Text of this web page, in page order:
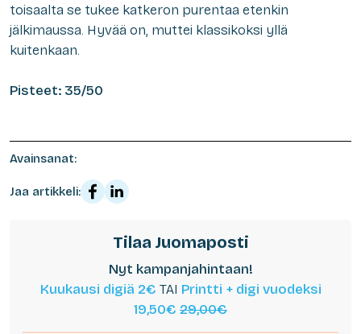
toisaalta se tukee katkeron purentaa etenkin
jälkimaussa. Hyvää on, muttei klassikoksi yllä
kuitenkaan.
Pisteet: 35/50
Avainsanat:
Jaa artikkeli:
Tilaa Juomaposti
Nyt kampanjahintaan!
Kuukausi digiä 2€ TAI Printti + digi vuodeksi
19,50€ 29,00€